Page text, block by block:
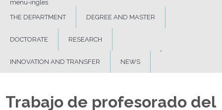
menu-ingles
THE DEPARTMENT
DEGREE AND MASTER
DOCTORATE RESEARCH
INNOVATION AND TRANSFER NEWS
Trabajo de profesorado del